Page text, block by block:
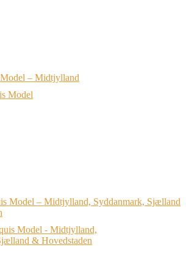
– Midtjylland
Model – Midtjylland, Syddanmark, Sjælland